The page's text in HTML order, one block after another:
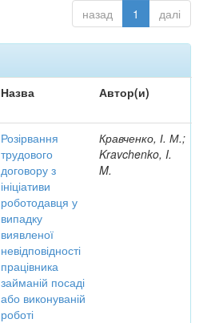
назад 1 далі
Назва Автор(и)
Розірвання
трудового
договору з
ініціативи
роботодавця у
випадку
виявленої
невідповідності
працівника
займаній посаді
або виконуваній
роботі
Кравченко, І. М.;
Kravchenko, I.
M.